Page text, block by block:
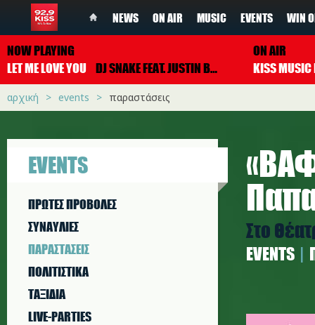
NEWS ON AIR MUSIC EVENTS WIN
NOW PLAYING
LET ME LOVE YOU DJ SNAKE FEAT. JUSTIN BIEBER
ON AIR
αρχική events παραστάσεις
EVENTS
ΠΡΩΤΕΣ ΠΡΟΒΟΛΕΣ
ΣΥΝΑΥΛΙΕΣ
ΠΑΡΑΣΤAΣΕΙΣ
ΠΟΛΙΤΙΣΤΙΚA
ΤΑΞΙΔΙΑ
LIVE-PARTIES
Στο
EVENTS
vafta-